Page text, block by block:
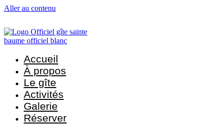
Aller au contenu
Accueil
À propos
Le gîte
Activités
Galerie
Réserver